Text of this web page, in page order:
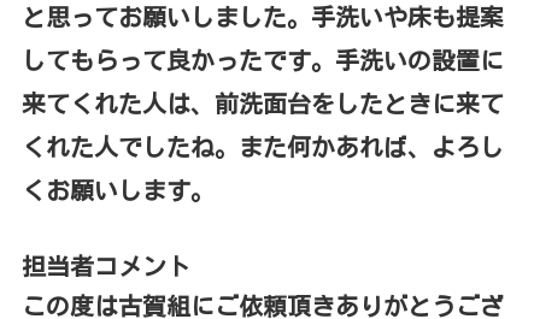
と思ってお願いしました。手洗いや床も提案
してもらって良かったです。手洗いの設置に
来てくれた人は、前洗面台をしたときに来て
くれた人でしたね。また何かあれば、よろし
くお願いします。
担当者コメント
この度は古賀組にご依頼頂きありがとうござ